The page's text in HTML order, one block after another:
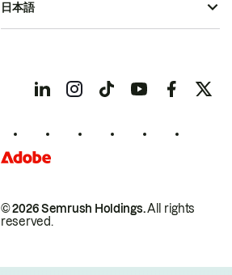
© 2026 Semrush Holdings.All rights
reserved.
日本語